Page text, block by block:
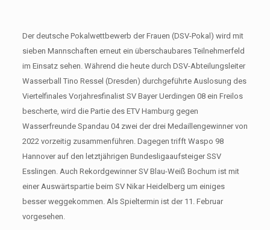
Der deutsche Pokalwettbewerb der Frauen (DSV-Pokal) wird mit
sieben Mannschaften erneut ein überschaubares Teilnehmerfeld
im Einsatz sehen. Während die heute durch DSV-Abteilungsleiter
Wasserball Tino Ressel (Dresden) durchgeführte Auslosung des
Viertelfinales Vorjahresfinalist SV Bayer Uerdingen 08 ein Freilos
bescherte, wird die Partie des ETV Hamburg gegen
Wasserfreunde Spandau 04 zwei der drei Medaillengewinner von
2022 vorzeitig zusammenführen. Dagegen trifft Waspo 98
Hannover auf den letztjährigen Bundesligaaufsteiger SSV
Esslingen. Auch Rekordgewinner SV Blau-Weiß Bochum ist mit
einer Auswärtspartie beim SV Nikar Heidelberg um einiges
besser weggekommen. Als Spieltermin ist der 11. Februar
vorgesehen.